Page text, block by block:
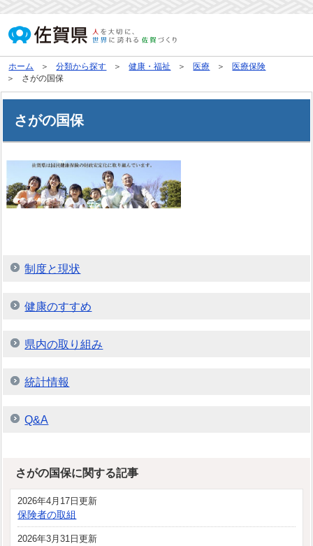
ホーム 分類から探す 健康・福祉 医療
医療保険
さがの国保
さがの国保
制度と現状
健康のすすめ
県内の取り組み
統計情報
Q&A
さがの国保に関する記事
2026年4月17日更新
保険者の取組
2026年3月31日更新